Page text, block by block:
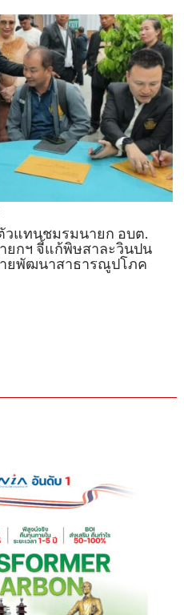
แทนชมรมนายก อบต.
ยกฯ จี้แก้พิษสาละวินปน
ยพัฒนาสาธารณูปโภค